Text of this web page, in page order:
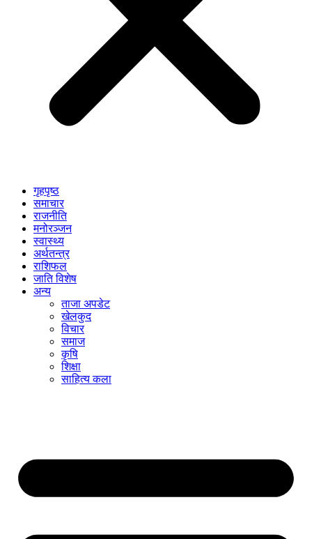
गृहपृष्ठ
समाचार
राजनीति
मनोरञ्जन
स्वास्थ्य
अर्थतन्त्र
राशिफल
जाति विशेष
अन्य
ताजा अपडेट
खेलकुद
विचार
समाज
कृषि
शिक्षा
साहित्य कला